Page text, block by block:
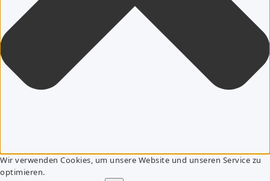
Wir verwenden Cookies, um unsere Website und unseren Service zu
optimieren.